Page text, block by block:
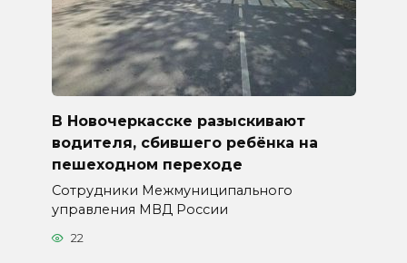
В Новочеркасске разыскивают
водителя, сбившего ребёнка на
пешеходном переходе
Сотрудники Межмуниципального
управления МВД России
22